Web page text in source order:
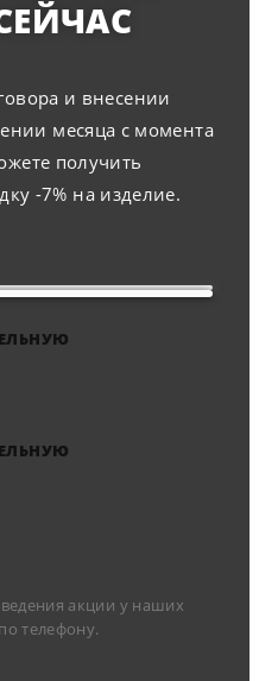
и внесении
месяца с момента
получить
-7% на изделие.
акции у наших
телефону.